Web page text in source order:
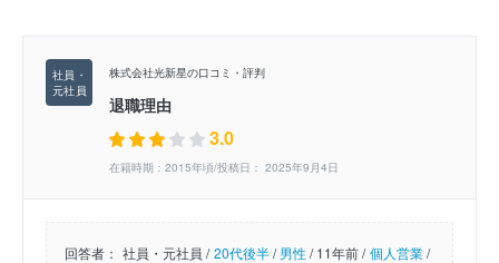
株式会社光新星の口コミ・評判
退職理由
3.0
在籍時期：2015年頃/投稿日： 2025年9月4日
回答者： 社員・元社員 / 20代後半/男性/11年前 / 個人営業/